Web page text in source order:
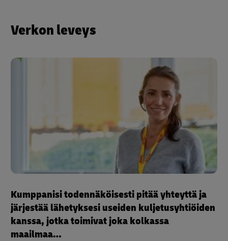
Verkon leveys
Kumppanisi todennäköisesti pitää yhteyttä ja
järjestää lähetyksesi useiden kuljetusyhtiöiden
kanssa, jotka toimivat joka kolkassa
maailmaa…